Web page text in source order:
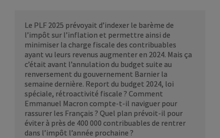
Le PLF 2025 prévoyait d’indexer le barème de
l’impôt sur l’inflation et permettre ainsi de
minimiser la charge fiscale des contribuables
ayant vu leurs revenus augmenter en 2024. Mais ça
c’était avant l’annulation du budget suite au
renversement du gouvernement Barnier la
semaine dernière. Report du budget 2024, loi
spéciale, rétroactivité fiscale ? Comment
Emmanuel Macron compte-t-il naviguer pour
rassurer les Français ? Quel plan prévoit-il pour
éviter à près de 400 000 contribuables de rentrer
dans l’impôt l’année prochaine ?